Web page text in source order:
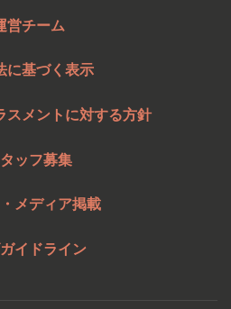
営チーム
に基づく表示
スメントに対する方針
ッフ募集
メディア掲載
イドライン